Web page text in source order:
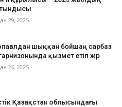
29, 2025
шыққан бойшаң сарбаз
қызмет етіп жүр
26, 2025
Қазақстан облысындағы